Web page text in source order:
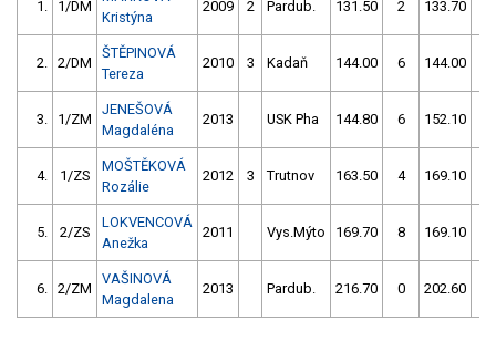
1. 1/DM
Kristýna
2009 2 Pardub. 131.50 2 133.70
2. 2/DM
ŠTĚPINOVÁ
Tereza
2010 3 Kadaň 144.00 6 144.00
3. 1/ZM
JENEŠOVÁ
Magdaléna
2013 USK Pha 144.80 6 152.10
4. 1/ZS
MOŠTĚKOVÁ
Rozálie
2012 3 Trutnov 163.50 4 169.10
5. 2/ZS
LOKVENCOVÁ
Anežka
2011 Vys.Mýto 169.70 8 169.10
6. 2/ZM
VAŠINOVÁ
Magdalena
2013 Pardub. 216.70 0 202.60